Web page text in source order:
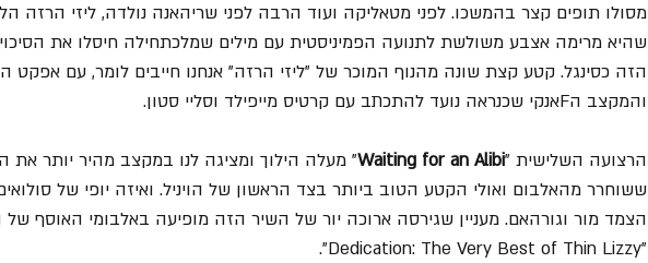
שהיא מרימה אצבע משולשת לתנועה הפמיניסטית עם מילים שמלכתחילה חיסלו את
והמקצב הFאנקי שכנראה נועד להתכתב עם קרטיס מייפילד וסליי סטון.
הרצועה השלישית "Waiting for an Alibi" מעלה הילוך ומציגה לנו במקצב מהיר יותר את
ששוחרר מהאלבום ואולי הקטע הטוב ביותר בצד הראשון של הויניל. ואיזה יופי של סולואים
הצמד מור וגורהאם. מעניין שגירסה ארוכה יור של השיר הזה מופיעה באלבומי האוסף
"Dedication: The Very Best of Thin Lizzy".